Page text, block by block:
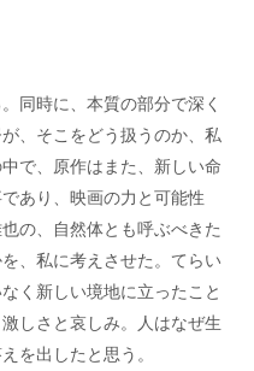
同時に、本質の部分で深く
、そこをどう扱うのか、私
で、原作はまた、新しい命
あり、映画の力と可能性
の、自然体とも呼ぶべきた
、私に考えさせた。てらい
く新しい境地に立ったこと
しさと哀しみ。人はなぜ生
を出したと思う。